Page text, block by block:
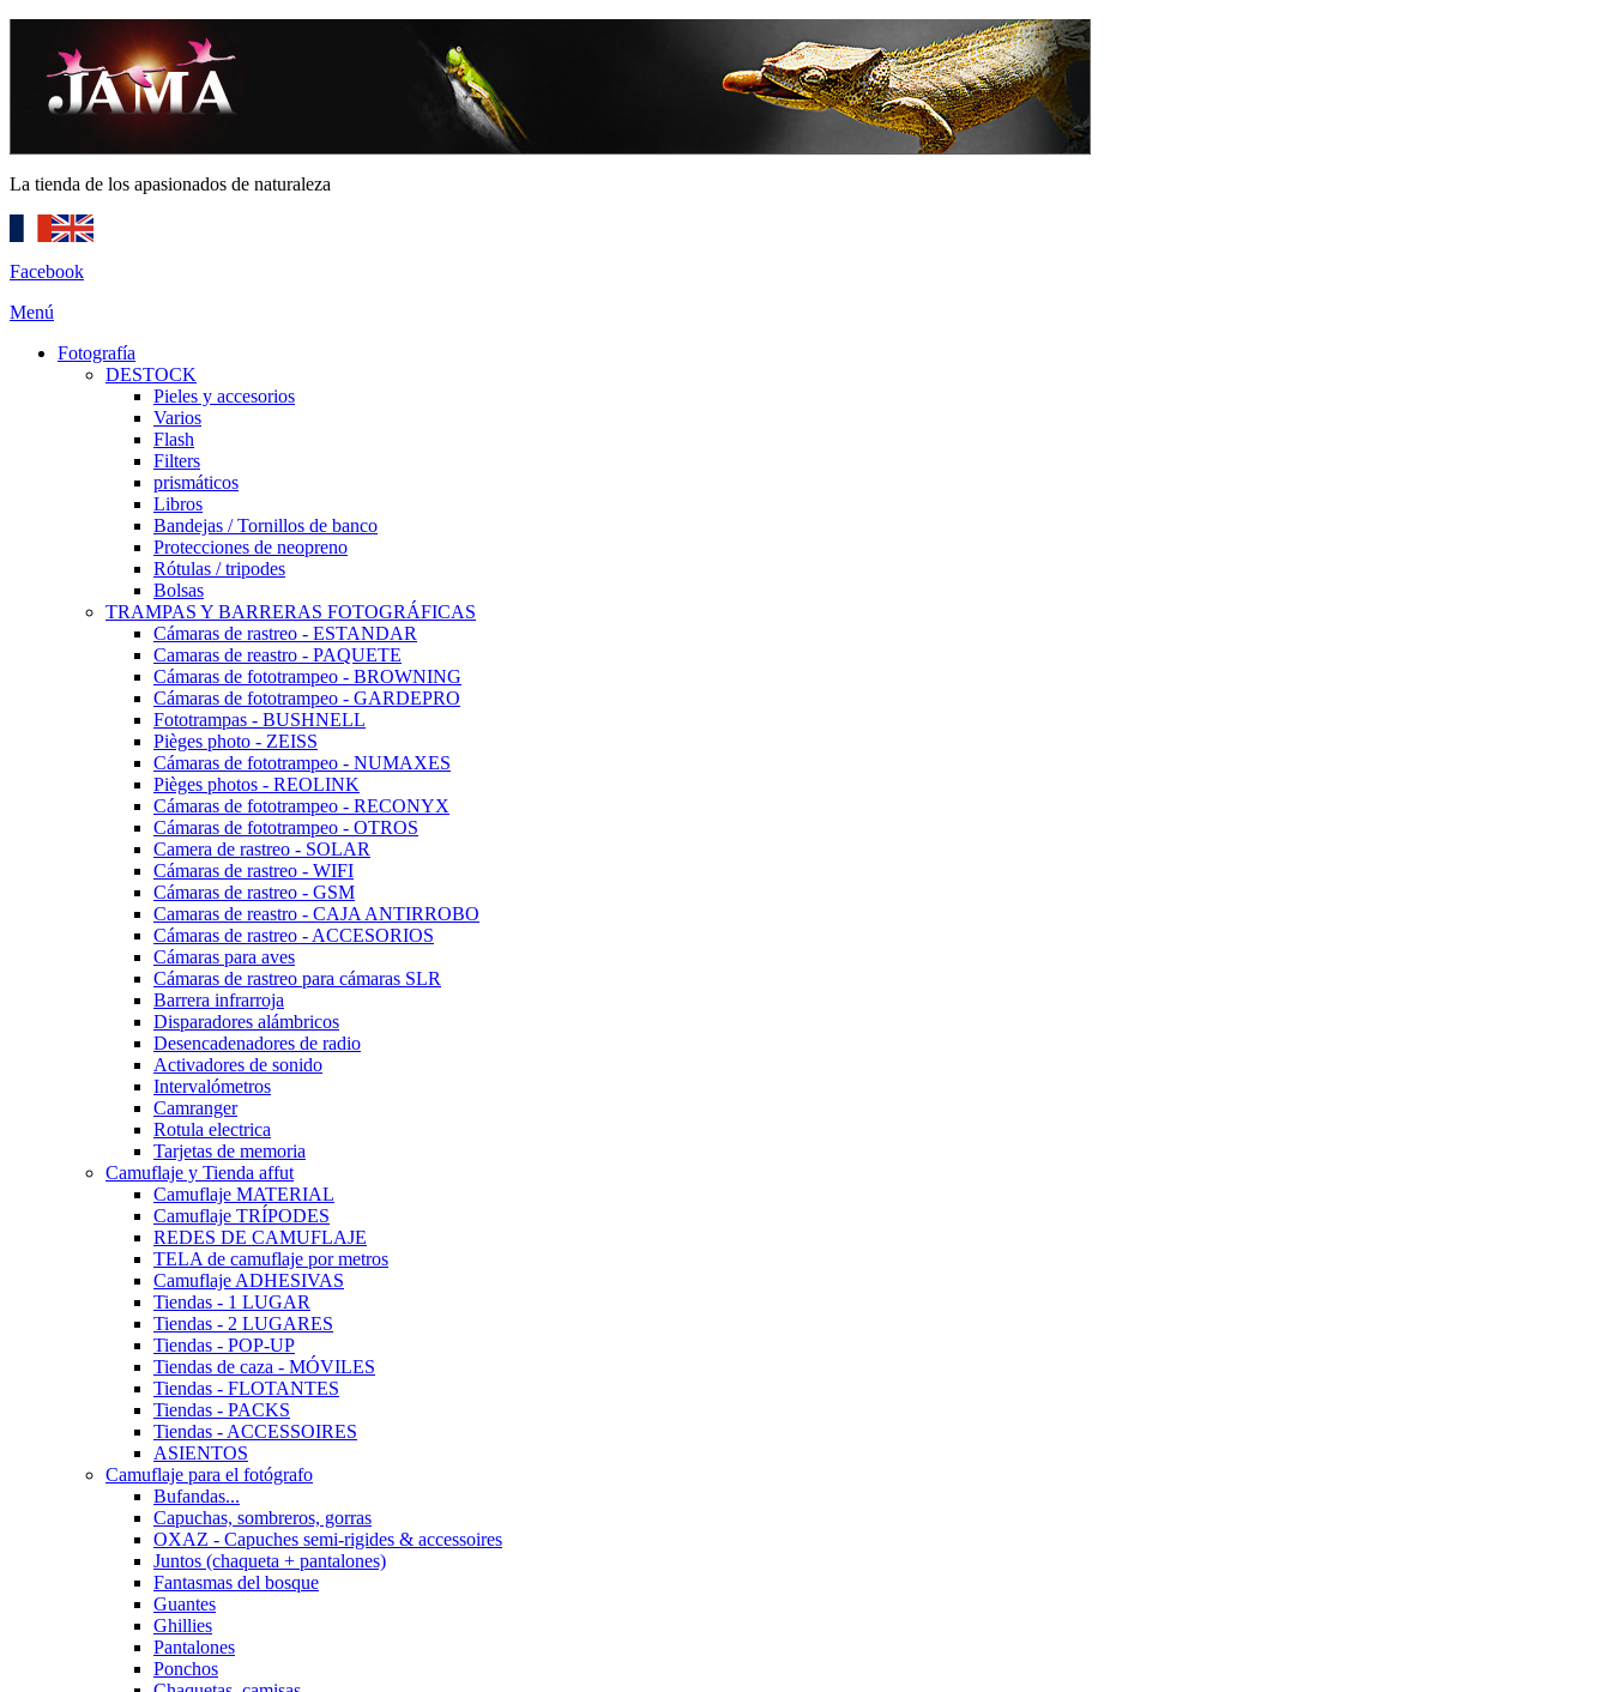
La tienda de los apasionados de naturaleza
Facebook
Menú
Fotografía
DESTOCK
Pieles y accesorios
Varios
Flash
Filters
prismáticos
Libros
Bandejas / Tornillos de banco
Protecciones de neopreno
Rótulas / tripodes
Bolsas
TRAMPAS Y BARRERAS FOTOGRÁFICAS
Cámaras de rastreo - ESTANDAR
Camaras de reastro - PAQUETE
Cámaras de fototrampeo - BROWNING
Cámaras de fototrampeo - GARDEPRO
Fototrampas - BUSHNELL
Pièges photo - ZEISS
Cámaras de fototrampeo - NUMAXES
Pièges photos - REOLINK
Cámaras de fototrampeo - RECONYX
Cámaras de fototrampeo - OTROS
Camera de rastreo - SOLAR
Cámaras de rastreo - WIFI
Cámaras de rastreo - GSM
Camaras de reastro - CAJA ANTIRROBO
Cámaras de rastreo - ACCESORIOS
Cámaras para aves
Cámaras de rastreo para cámaras SLR
Barrera infrarroja
Disparadores alámbricos
Desencadenadores de radio
Activadores de sonido
Intervalómetros
Camranger
Rotula electrica
Tarjetas de memoria
Camuflaje y Tienda affut
Camuflaje MATERIAL
Camuflaje TRÍPODES
REDES DE CAMUFLAJE
TELA de camuflaje por metros
Camuflaje ADHESIVAS
Tiendas - 1 LUGAR
Tiendas - 2 LUGARES
Tiendas - POP-UP
Tiendas de caza - MÓVILES
Tiendas - FLOTANTES
Tiendas - PACKS
Tiendas - ACCESSOIRES
ASIENTOS
Camuflaje para el fotógrafo
Bufandas...
Capuchas, sombreros, gorras
OXAZ - Capuches semi-rigides & accessoires
Juntos (chaqueta + pantalones)
Fantasmas del bosque
Guantes
Ghillies
Pantalones
Ponchos